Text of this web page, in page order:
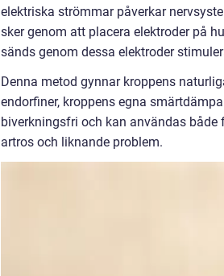
elektriska strömmar påverkar
sker genom att placera elektroder på
sänds genom dessa elektroder
Denna metod gynnar kroppens
endorfiner, kroppens egna
biverkningsfri och kan användas
artros och liknande problem.